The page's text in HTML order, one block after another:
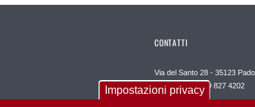
CONTATTI
Via del Santo 28 - 35123
Telefono +39 049 827 4202
Impostazioni privacy